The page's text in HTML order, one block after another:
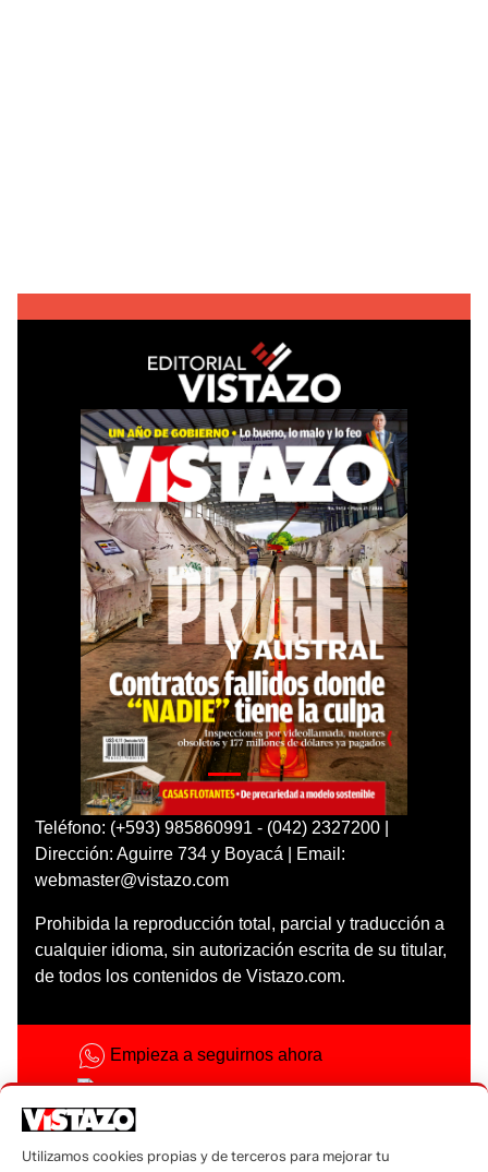
Teléfono: (+593) 985860991 - (042) 2327200 |
Dirección: Aguirre 734 y Boyacá | Email:
webmaster@vistazo.com
Prohibida la reproducción total, parcial y traducción a
cualquier idioma, sin autorización escrita de su titular,
de todos los contenidos de Vistazo.com.
Empieza a seguirnos ahora
Activar notificaciones
Código ética
Utilizamos cookies propias y de terceros para mejorar tu